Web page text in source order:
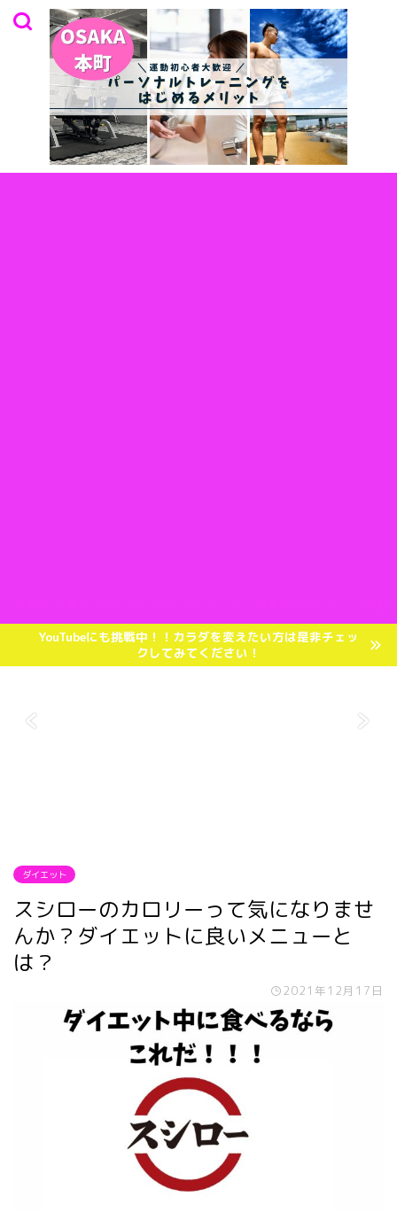
YouTubeにも挑戦中！！カラダを変えたい方は是非チェッ
クしてみてください！
ダイエット
スシローのカロリーって気になりませ
んか？ダイエットに良いメニューと
は？
2021年12月17日